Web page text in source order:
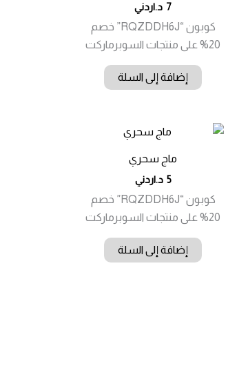
7 د.اردني
كوبون “RQZDDH6J” خصم
20% على منتجات السوبرماركت
إضافة إلى السلة
ماج سحري
5 د.اردني
كوبون “RQZDDH6J” خصم
20% على منتجات السوبرماركت
إضافة إلى السلة